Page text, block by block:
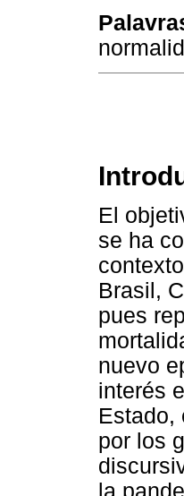
El
se ha
Brasil,
pues
nuevo
interés
Estado,
por los